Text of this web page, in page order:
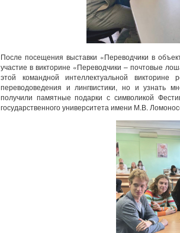
После посещения выставки «Переводчики в
участие в викторине «Переводчики – почтовые
этой командной интеллектуальной
переводоведения и лингвистики, но и узнать
получили памятные подарки с символикой
государственного университета имени М.В.